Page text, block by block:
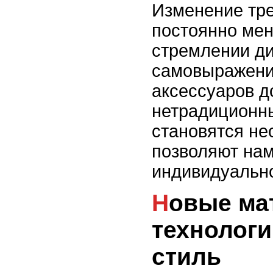
Изменение
постоянно
стремлении
аксессуаров
становятся
позволяют
Новые материалы и
стиль